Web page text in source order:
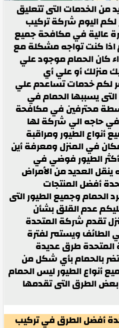
من الخدمات التى تتعليق
اليوم شركة تركيب
عالية في مكافحة جميع
اذا كنت تواجه مشكلة مع
كان الحمام موجود علي
منزلك أو علي أي
لكم خدمات تساعدم علي
يسببها الحمام في
محترفين في مكافحة
في حاجه الي شركة لها
الطيور ومراقبة
في المنزل ومعرفة أين
أكثر الطيور فوضي في
ينقل العديد من الأمراض
أفضل المنتجات
وجميع الطيور التى
عدم القلق بشأن
تقدم شركة المتحدة
الطائف ويستمر لفترة
طرق عديدة
بالحمام بأي شكل من
أنواع الطيور ليس الحمام
الطرق التى تقدمها
أفضل الطرق في تركيب